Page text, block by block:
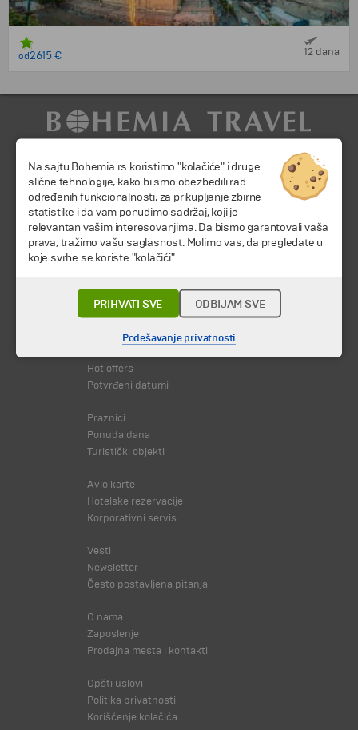
od2615 € 12 dana
© 2026 TA BOHEMIA TRAVEL DOO. Sva prava zadržava.
Kalendar
Svi programi od A do Š
Hot offers
Potvrđeni datumi
Praznici
Ponuda dana
Turistički objekti
Avio karte
Hotelske rezervacije
Korporativni servis
Vesti
Newsletter
Često postavljena pitanja
O nama
Zaposlenje
Prodajna mesta i kontakti
Opšti uslovi
Politika privatnosti
Korišćenje kolačića
Na sajtu Bohemia.rs koristimo "kolačiće" i druge
slične tehnologije, kako bi smo obezbedili rad
određenih funkcionalnosti, za prikupljanje zbirne
statistike i da vam ponudimo sadržaj, koji je
relevantan vašim interesovanjima. Da bismo garantovali vaša
prava, tražimo vašu saglasnost. Molimo vas, da pregledate u
koje svrhe se koriste "kolačići".
PRIHVATI SVE ODBIJAM SVE
Podešavanje privatnosti